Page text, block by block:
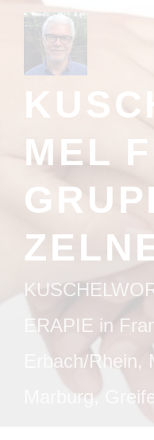
Inhalt
springen
MEL
ERAPIE in
Erbach/Rhein,
Marburg,